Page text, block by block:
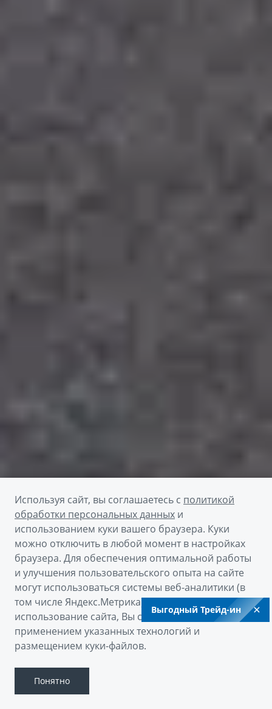
Пройти тест-драйв
Скачать брошюру
Используя сайт, вы соглашаетесь с политикой
обработки персональных данных и
использованием куки вашего браузера. Куки
можно отключить в любой момент в настройках
браузера. Для обеспечения оптимальной работы
и улучшения пользовательского опыта на сайте
могут использоваться системы веб-аналитики (в
том числе Яндекс.Метрика). Продолжая
использование сайта, Вы соглашаетесь с
применением указанных технологий и
размещением куки-файлов.
Понятно
Выгодный Трейд-ин